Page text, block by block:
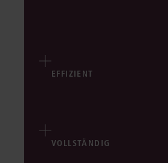
EFFIZIENT
VOLLSTÄNDIG